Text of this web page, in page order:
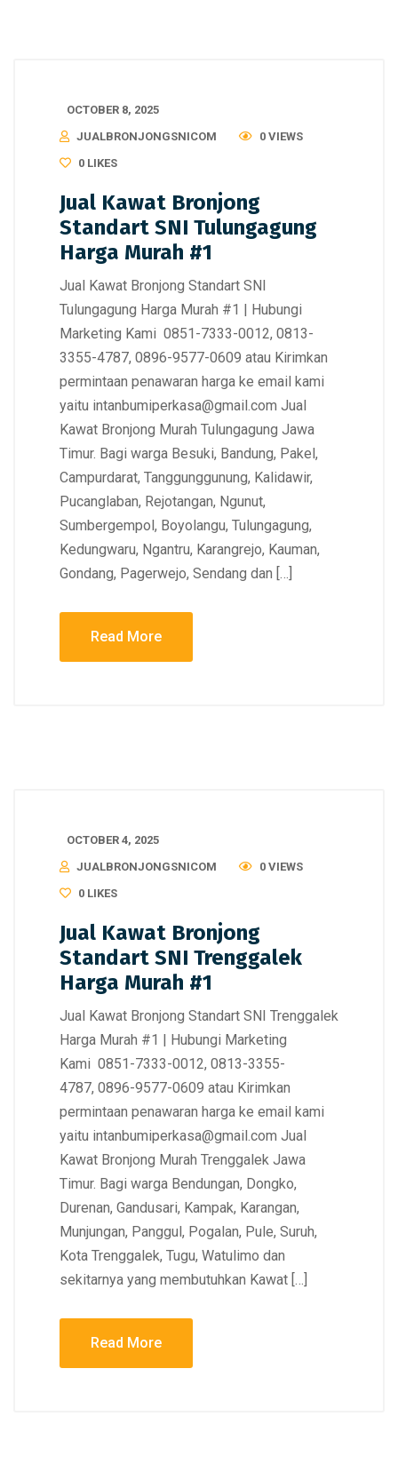
OCTOBER 8, 2025
JUALBRONJONGSNICOM
0 VIEWS
0 LIKES
Jual Kawat Bronjong
Standart SNI Tulungagung
Harga Murah #1
Jual Kawat Bronjong Standart SNI
Tulungagung Harga Murah #1 | Hubungi
Marketing Kami 0851-7333-0012, 0813-
3355-4787, 0896-9577-0609 atau Kirimkan
permintaan penawaran harga ke email kami
yaitu intanbumiperkasa@gmail.com Jual
Kawat Bronjong Murah Tulungagung Jawa
Timur. Bagi warga Besuki, Bandung, Pakel,
Campurdarat, Tanggunggunung, Kalidawir,
Pucanglaban, Rejotangan, Ngunut,
Sumbergempol, Boyolangu, Tulungagung,
Kedungwaru, Ngantru, Karangrejo, Kauman,
Gondang, Pagerwejo, Sendang dan […]
Read More
OCTOBER 4, 2025
JUALBRONJONGSNICOM
0 VIEWS
0 LIKES
Jual Kawat Bronjong
Standart SNI Trenggalek
Harga Murah #1
Jual Kawat Bronjong Standart SNI Trenggalek
Harga Murah #1 | Hubungi Marketing
Kami 0851-7333-0012, 0813-3355-
4787, 0896-9577-0609 atau Kirimkan
permintaan penawaran harga ke email kami
yaitu intanbumiperkasa@gmail.com Jual
Kawat Bronjong Murah Trenggalek Jawa
Timur. Bagi warga Bendungan, Dongko,
Durenan, Gandusari, Kampak, Karangan,
Munjungan, Panggul, Pogalan, Pule, Suruh,
Kota Trenggalek, Tugu, Watulimo dan
sekitarnya yang membutuhkan Kawat […]
Read More